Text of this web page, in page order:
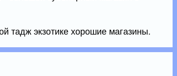
тадж экзотике хорошие магазины.